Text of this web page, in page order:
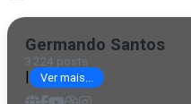
Germando Santos
3224 posts
| Ver mais...